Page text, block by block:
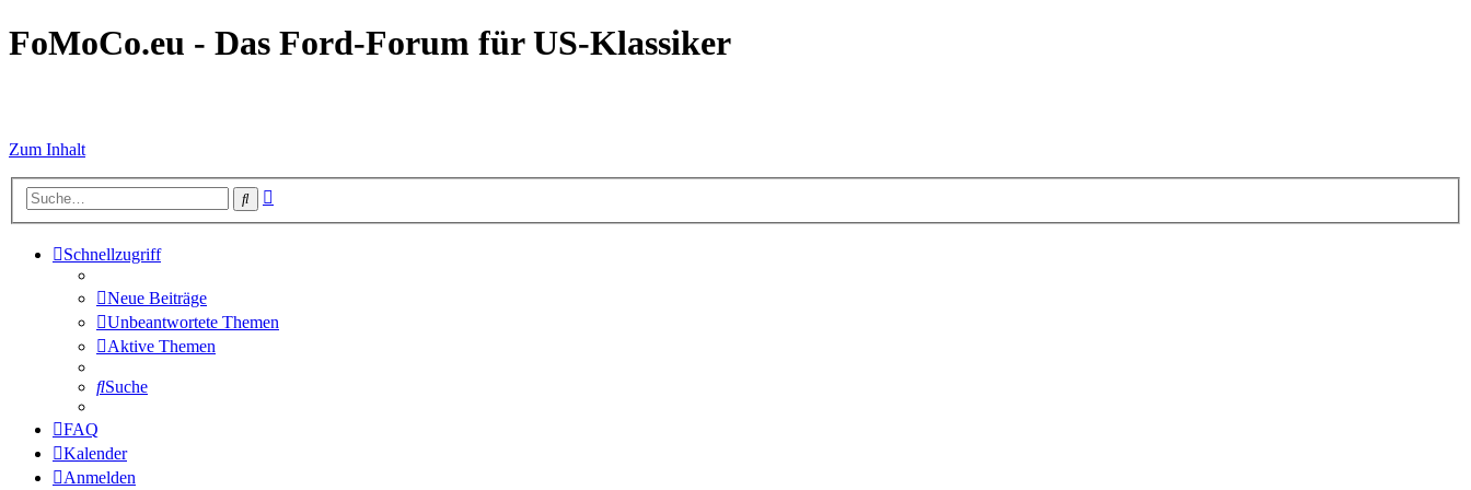
FoMoCo.eu - Das Ford-Forum für US-Klassiker
Zum Inhalt
Suche
Schnellzugriff
Neue Beiträge
Unbeantwortete Themen
Aktive Themen
Suche
FAQ
Kalender
Anmelden